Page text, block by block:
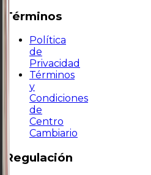
Términos
Política
de
Privacidad
Términos
y
Condiciones
de
Centro
Cambiario
Regulación